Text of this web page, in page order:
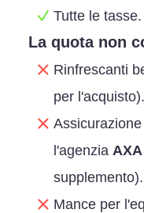
Tutte le tasse.
La quota non
Rinfrescanti
per l'acquisto).
l'agenzia AXA
supplemento).
Mance per